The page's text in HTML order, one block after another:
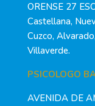
ORENSE 27
Castellana,
Cuzco,
Villaverde.
PSICOLOGO
AVENIDA DE